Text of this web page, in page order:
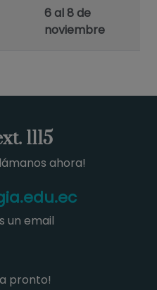
6 al 8 de
noviembre
1115
ahora!
un email
pronto!